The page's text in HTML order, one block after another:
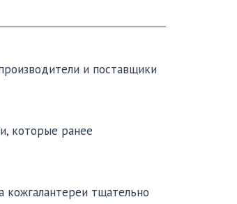
и поставщики
которые ранее
кожгалантереи тщательно